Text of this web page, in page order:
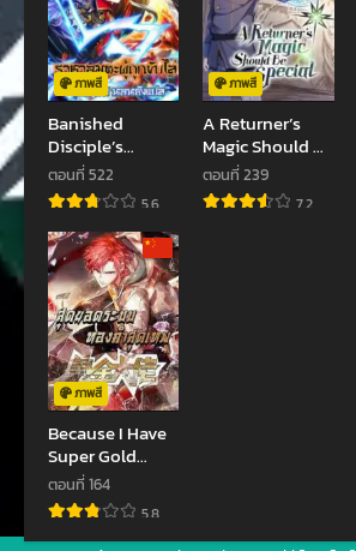
ภาพสี
Banished
Disciple’s
Counterattack
ตอนที่ 522
5.6
ภาพสี
A Returner’s
Magic Should Be
Special
ตอนที่ 239
7.2
ภาพสี
Because I Have
Super Gold
System
ตอนที่ 164
5.8